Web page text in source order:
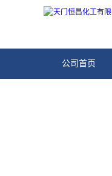
公司首页